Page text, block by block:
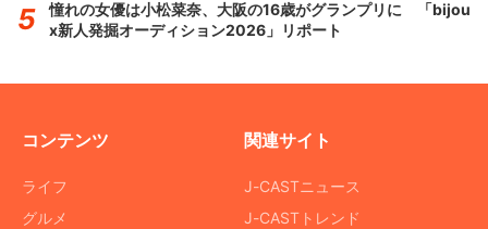
憧れの女優は小松菜奈、大阪の16歳がグランプリに 「bijou
x新人発掘オーディション2026」リポート
コンテンツ
ライフ
グルメ
関連サイト
J-CASTニュース
J-CASTトレンド